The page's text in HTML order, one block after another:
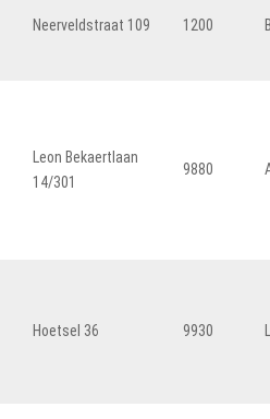
Neerveldstraat 109 1200
Leon Bekaertlaan
14/301
9880
Hoetsel 36 9930